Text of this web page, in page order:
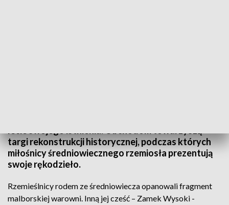
targi rekonstrukcji historycznej, podczas których
miłośnicy średniowiecznego rzemiosła prezentują
swoje rękodzieło.
Rzemieślnicy rodem ze średniowiecza opanowali fragment
malborskiej warowni. Inną jej cześć – Zamek Wysoki -